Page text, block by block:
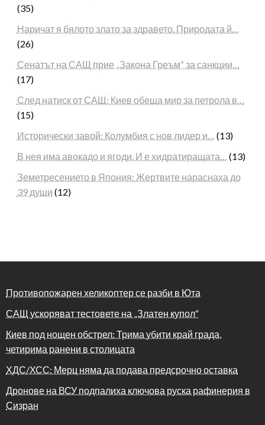
(35)
Наричат я бялото злато за здравето. Природата й…
(26)
Сенатът на САЩ прие „Закона Греъм“ за санкции…
(17)
След натиск от САЩ: Киев обеща мир за петрола в…
(15)
Исторически завой: Колумбия с нов лидер и… (13)
В нея има авокадо и ягоди. И е хидратиращата… (13)
Земетресението в Япония: Жертвите нараснаха до
39 души (12)
Противопожарен хеликоптер се разби в Юта
САЩ ускоряват тестовете на „Златен купол“
Киев под нощен обстрел: Трима убити край града,
четирима ранени в столицата
ХДС/ХСС: Мерц няма да подава предсрочно оставка
Дронове на ВСУ подпалиха ключова руска рафинерия в
Сизран